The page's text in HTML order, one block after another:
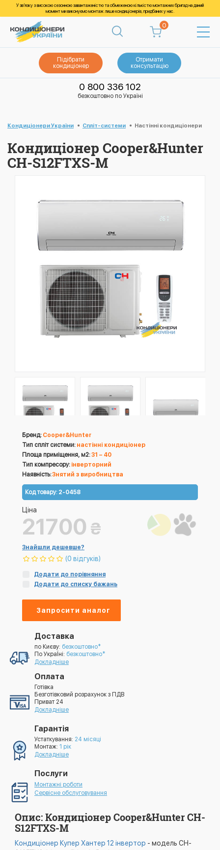
У зв’язку з високою сезонною завантаженістю та обмеженою кількістю монтажних бригад на даний
момент ми виконуємо монтаж лише кондиціонерів, придбаних у нас.
0
Підібрати
кондиціонер
Отримати
консультацію
0 800 336 102
безкоштовно по Україні
Кондиціонери України Спліт-системи Настінні кондиціонери
Кондиціонер Cooper&Hunter
CH-S12FTXS-M
Бренд: Cooper&Hunter
Тип спліт системи: настінні кондиціонер
Площа приміщення, м2:31 – 40
Тип компресору: інверторний
Наявність:Знятий з виробництва
Код товару: 2-0458
Ціна
21700 ₴
Знайшли дешевше?
(0 відгуків)
Додати до порівняння
Додати до списку бажань
Запросити аналог
Доставка
по Києву: безкоштовно*
По УкраЇні: безкоштовно*
Докладніше
Оплата
Готівка
Безготівковий розрахунок з ПДВ
Приват 24
Докладніше
Гарантія
Устаткування: 24 місяці
Монтаж: 1 рік
Докладніше
Послуги
Монтажні роботи
Сервісне обслуговування
Опис: Кондиціонер Cooper&Hunter CH-
S12FTXS-M
Кондиціонер Купер Хантер 12 інвертор - модель CH-